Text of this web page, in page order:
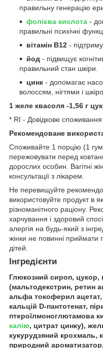
правильну генерацію
фолієва кислота -
правильні психічні
вітамін В12 -
йод - підвищує
правильний стан шкіри.
цинк - допомагає
волоссям, нігтями і
1 желе квасоля -1,56 г
* RI - Довідкове споживання
Рекомендоване
Споживайте 1 порцію (1
пережовувати перед
дорослих особин. Вагітні
консультації з лікарем.
Не перевищуйте
використовуйте продукт в
різноманітного раціону.
харчування і здоровий
алергія на будь-який з
жінки не повинні приймати
дітей.
Інгредієнти
Глюкозний сироп, цукор,
(мальтодекстрин, ретин
альфа токоферил ацетат,
кальцій D-пантотенат,
птероїлмоноглютамова
калію, цитрат цинку),
кукурудзяний крохмаль,
природний